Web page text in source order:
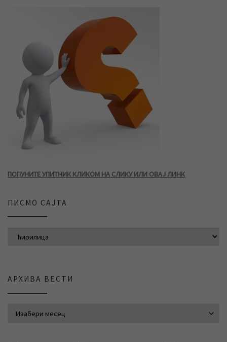
ПОПУНИТЕ УПИТНИК КЛИКОМ НА СЛИКУ ИЛИ ОВАЈ ЛИНК
ПИСМО САЈТА
АРХИВА ВЕСТИ